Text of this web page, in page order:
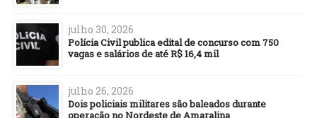
julho 30, 2026
Polícia Civil publica edital de concurso com 750
vagas e salários de até R$ 16,4 mil
julho 26, 2026
Dois policiais militares são baleados durante
operação no Nordeste de Amaralina